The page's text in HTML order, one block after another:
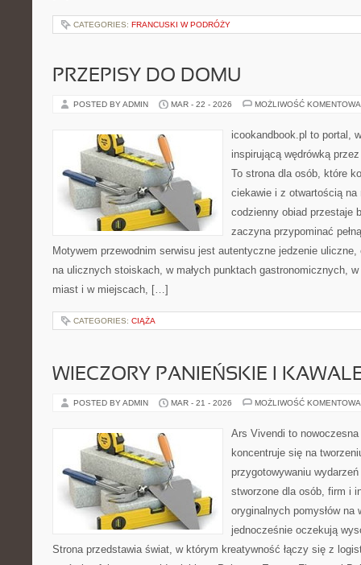
CATEGORIES: FRANCUSKI W PODRÓŻY
PRZEPISY DO DOMU
POSTED BY ADMIN MAR - 22 - 2026 MOŻLIWOŚĆ
icookandbook.pl to portal,
inspirującą wędrówką
To strona dla osób, które
ciekawie i z otwartością na
codzienny obiad przestaje
zaczyna przypominać
Motywem przewodnim serwisu jest autentyczne jedzenie
na ulicznych stoiskach, w małych punktach gastronomicznych,
miast i w miejscach, […]
CATEGORIES: CIĄŻA
WIECZORY PANIEŃSKIE I
POSTED BY ADMIN MAR - 21 - 2026 MOŻLIWOŚĆ
Ars Vivendi to
koncentruje się na
przygotowywaniu
stworzone dla osób, firm i
oryginalnych pomysłów na
jednocześnie oczekują
Strona przedstawia świat, w którym kreatywność łączy się z